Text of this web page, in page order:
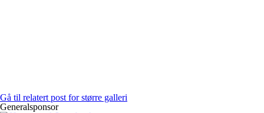
Gå til relatert post for større galleri
Generalsponsor